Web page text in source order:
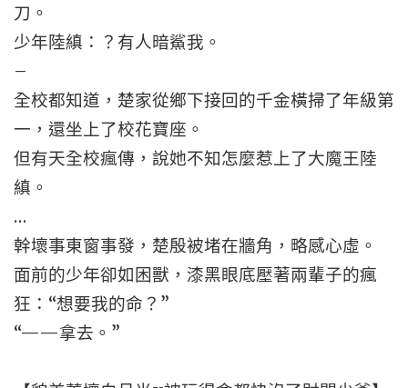
刀。
少年陸縝：？有人暗鯊我。
–
全校都知道，楚家從鄉下接回的千金橫掃了年級第
一，還坐上了校花寶座。
但有天全校瘋傳，說她不知怎麼惹上了大魔王陸
縝。
…
幹壞事東窗事發，楚殷被堵在牆角，略感心虛。
面前的少年卻如困獸，漆黑眼底壓著兩輩子的瘋
狂：“想要我的命？”
“——拿去。”